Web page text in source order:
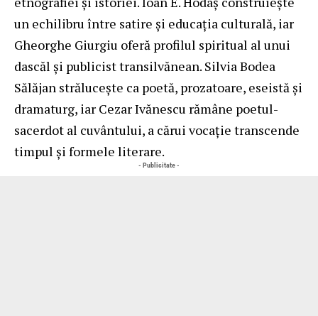
un echilibru între satire și educația culturală, iar
Gheorghe Giurgiu oferă profilul spiritual al unui
dascăl și publicist transilvănean. Silvia Bodea
Sălăjan strălucește ca poetă, prozatoare, eseistă și
dramaturg, iar Cezar Ivănescu rămâne poetul-
sacerdot al cuvântului, a cărui vocație transcende
timpul și formele literare.
- Publicitate -